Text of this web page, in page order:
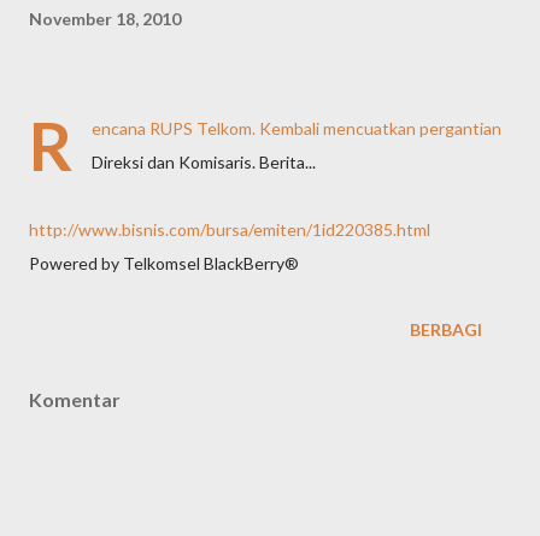
November 18, 2010
R
encana RUPS Telkom. Kembali mencuatkan pergantian
Direksi dan Komisaris. Berita...
http://www.bisnis.com/bursa/emiten/1id220385.html
Powered by Telkomsel BlackBerry®
BERBAGI
Komentar